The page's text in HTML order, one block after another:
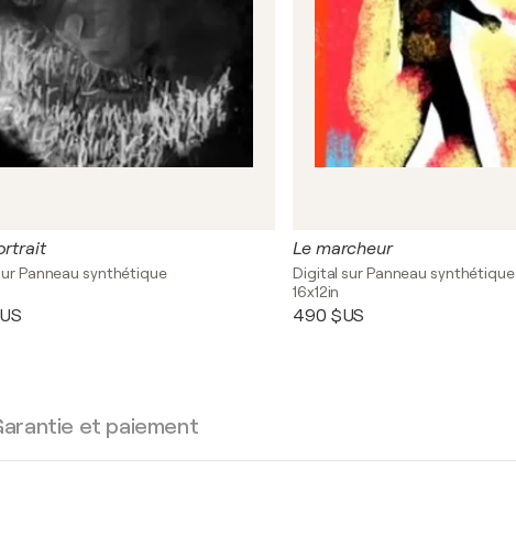
Panneau synthétique
Le marcheur
Digital sur Panneau synthétique
16x12in
490 $US
et paiement